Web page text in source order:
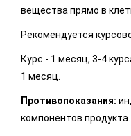
вещества прямо в
Рекомендуется
Курс - 1 месяц, 3-4
1 месяц.
Противопоказания:
компонентов продукта.